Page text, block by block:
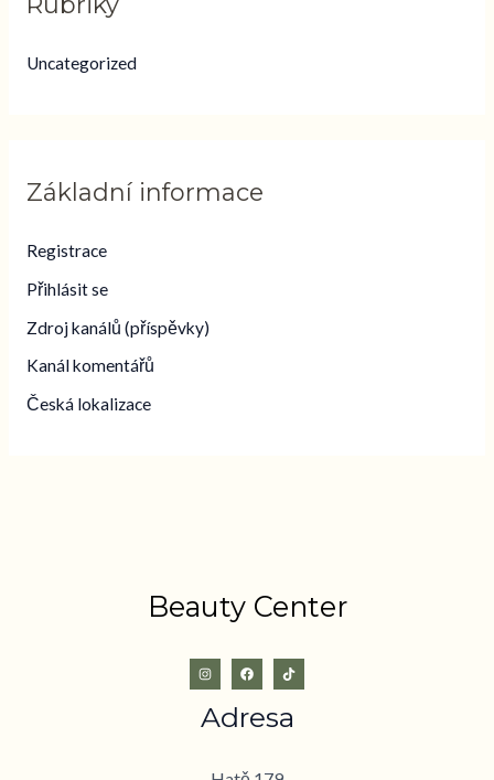
Uncategorized
Základní informace
Registrace
Přihlásit se
Zdroj kanálů (příspěvky)
Kanál komentářů
Česká lokalizace
Beauty Center
Adresa